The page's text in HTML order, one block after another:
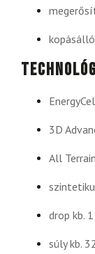
3D
All
drop kb.
súly kb.